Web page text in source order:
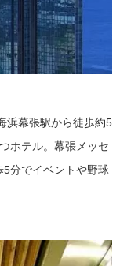
浜幕張駅から徒歩約5
ホテル。幕張メッセ
5分でイベントや野球